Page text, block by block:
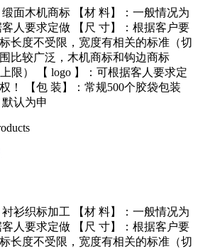
缎面木机商标 【材 料】：一般情况为
人要求定做 【尺 寸】：根据客户要
长度不受限，宽度有相关的标准（切
比较广泛，木机商标和钩边商标
限） 【 logo 】：可根据客人要求定
！ 【包 装】：常规500个胶袋包装
默认为申
衬衫织标加工 【材 料】：一般情况为
人要求定做 【尺 寸】：根据客户要
长度不受限，宽度有相关的标准（切